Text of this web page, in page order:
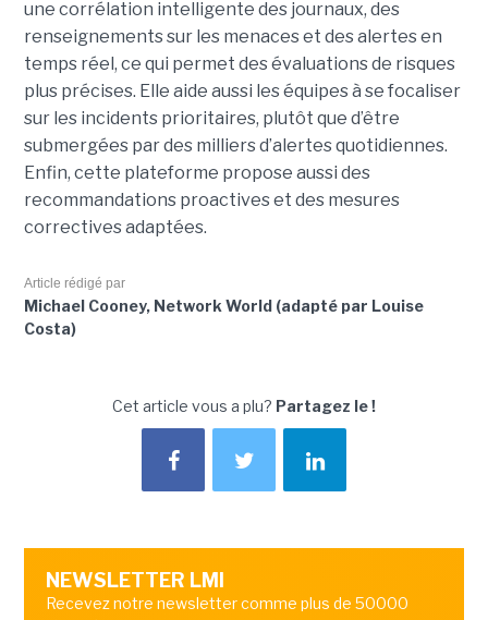
une corrélation intelligente des journaux, des
renseignements sur les menaces et des alertes en
temps réel, ce qui permet des évaluations de risques
plus précises. Elle aide aussi les équipes à se focaliser
sur les incidents prioritaires, plutôt que d’être
submergées par des milliers d’alertes quotidiennes.
Enfin, cette plateforme propose aussi des
recommandations proactives et des mesures
correctives adaptées.
Article rédigé par
Michael Cooney, Network World (adapté par Louise
Costa)
Cet article vous a plu? Partagez le !
NEWSLETTER LMI
Recevez notre newsletter comme plus de 50000